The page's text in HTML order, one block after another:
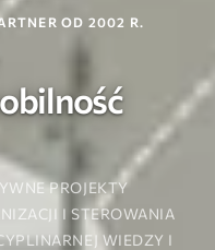
OD 2002 R.
PROJEKTY
I STEROWANIA
WIEDZY I